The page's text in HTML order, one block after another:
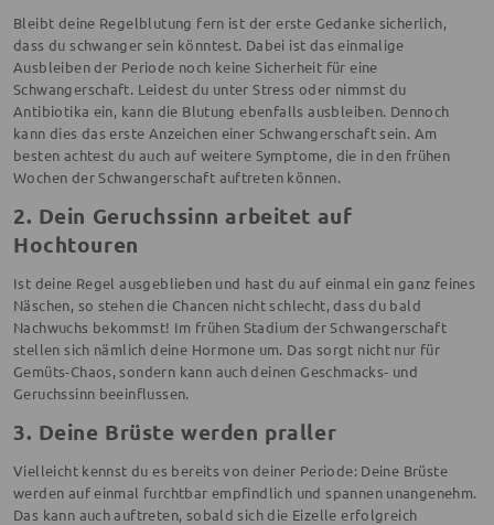
Bleibt deine Regelblutung fern ist der erste Gedanke sicherlich,
dass du schwanger sein könntest. Dabei ist das einmalige
Ausbleiben der Periode noch keine Sicherheit für eine
Schwangerschaft. Leidest du unter Stress oder nimmst du
Antibiotika ein, kann die Blutung ebenfalls ausbleiben. Dennoch
kann dies das erste Anzeichen einer Schwangerschaft sein. Am
besten achtest du auch auf weitere Symptome, die in den frühen
Wochen der Schwangerschaft auftreten können.
2. Dein Geruchssinn arbeitet auf
Hochtouren
Ist deine Regel ausgeblieben und hast du auf einmal ein ganz feines
Näschen, so stehen die Chancen nicht schlecht, dass du bald
Nachwuchs bekommst! Im frühen Stadium der Schwangerschaft
stellen sich nämlich deine Hormone um. Das sorgt nicht nur für
Gemüts-Chaos, sondern kann auch deinen Geschmacks- und
Geruchssinn beeinflussen.
3. Deine Brüste werden praller
Vielleicht kennst du es bereits von deiner Periode: Deine Brüste
werden auf einmal furchtbar empfindlich und spannen unangenehm.
Das kann auch auftreten, sobald sich die Eizelle erfolgreich